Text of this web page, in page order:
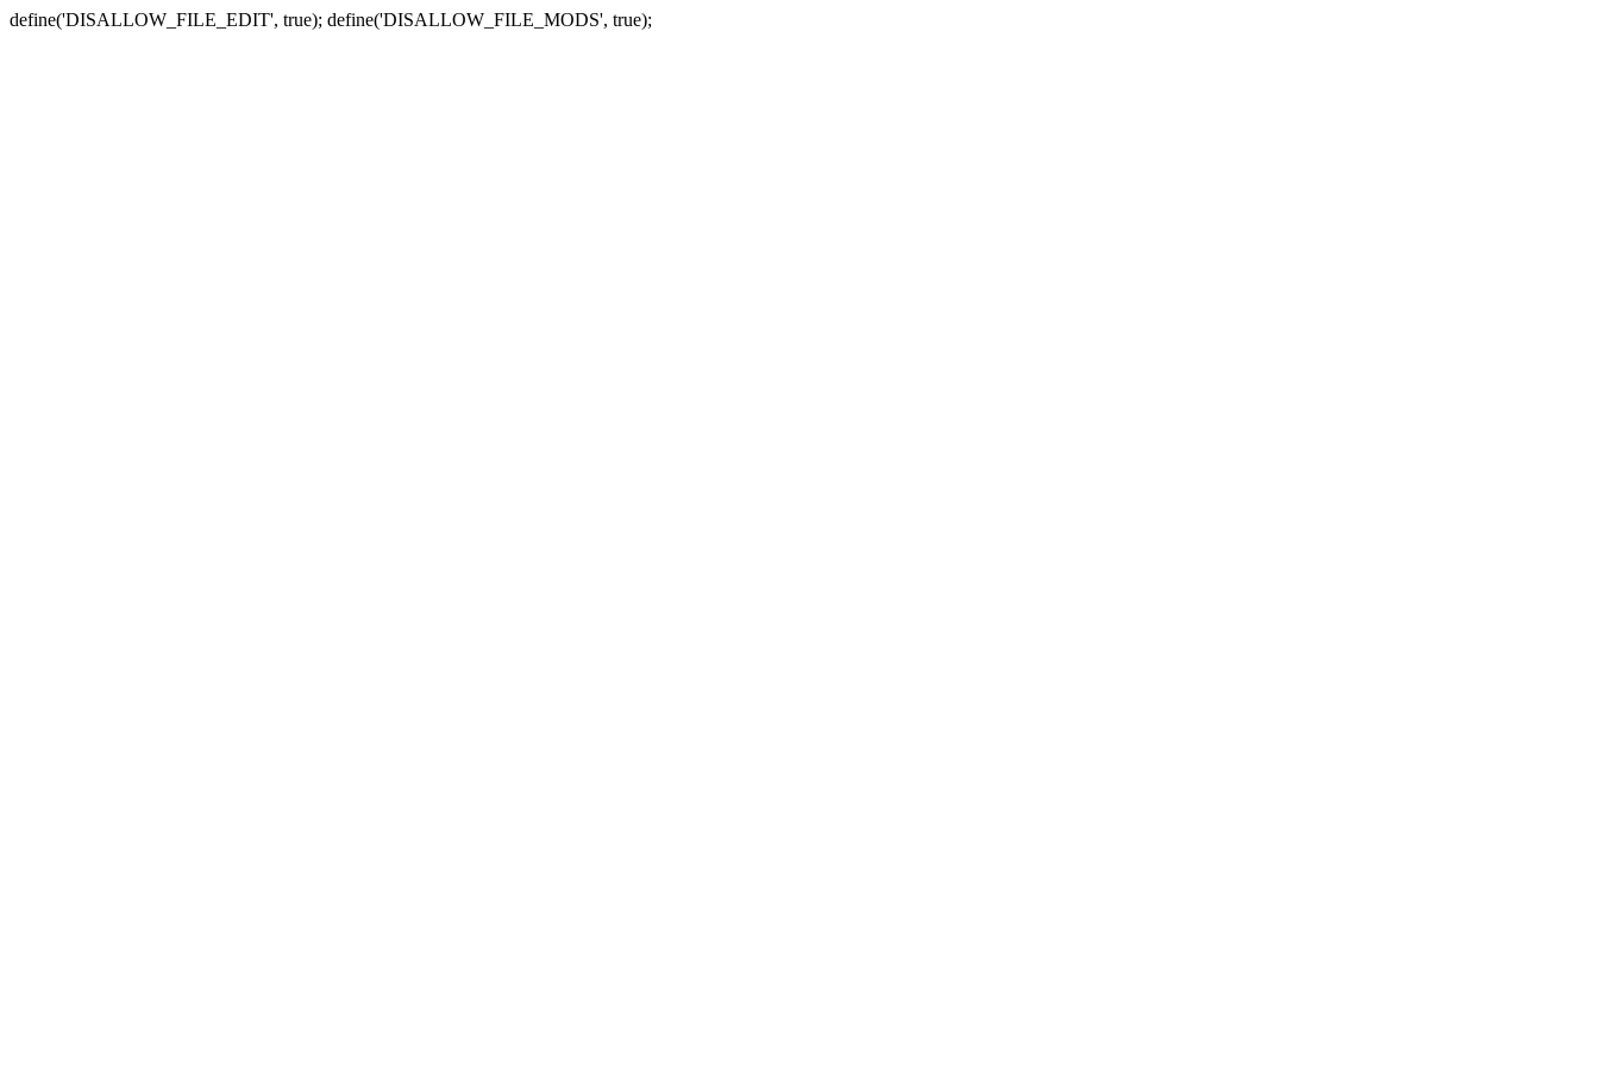
define('DISALLOW_FILE_EDIT', true); define('DISALLOW_FILE_MODS', true);